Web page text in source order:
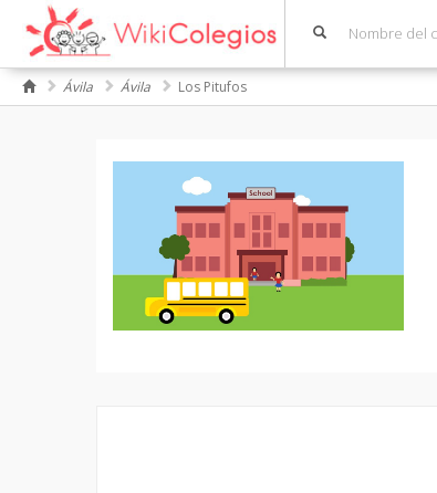
Ávila Ávila Los Pitufos